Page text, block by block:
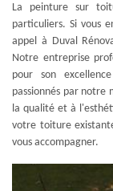
La peinture sur
particuliers. Si vous
appel à Duval
Notre entreprise
pour son
passionnés par notre
la qualité et à
votre toiture
vous accompagner.